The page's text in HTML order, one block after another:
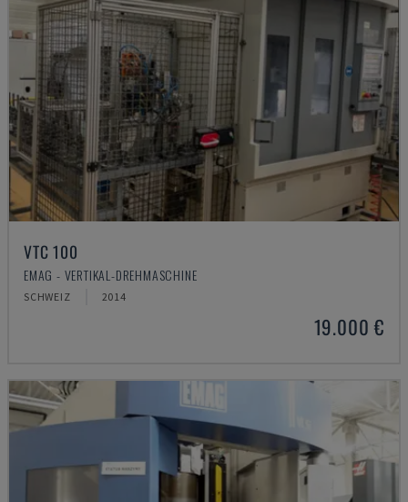
VTC 100
EMAG - VERTIKAL-DREHMASCHINE
SCHWEIZ 2014
19.000 €